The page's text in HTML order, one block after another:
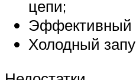
цепи;
Эффективный
Холодный